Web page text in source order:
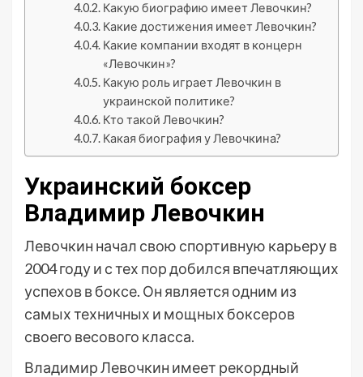
Какую биографию имеет Левочкин?
Какие достижения имеет Левочкин?
Какие компании входят в концерн
«Левочкин»?
Какую роль играет Левочкин в
украинской политике?
Кто такой Левочкин?
Какая биография у Левочкина?
Украинский боксер
Владимир Левочкин
Левочкин начал свою спортивную карьеру в
2004 году и с тех пор добился впечатляющих
успехов в боксе. Он является одним из
самых техничных и мощных боксеров
своего весового класса.
Владимир Левочкин имеет рекордный